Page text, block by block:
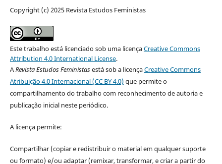
Copyright (c) 2025 Revista Estudos Feministas
Este trabalho está licenciado sob uma licençaCreative Commons
Attribution 4.0 International License.
ARevista Estudos Feministasestá sob a licençaCreative Commons
Atribuição 4.0 Internacional (CC BY 4.0) que permite o
compartilhamento do trabalho com reconhecimento de autoria e
publicação inicial neste periódico.
A licença permite:
Compartilhar (copiar e redistribuir o material em qualquer suporte
ou formato) e/ou adaptar (remixar, transformar, e criar a partir do